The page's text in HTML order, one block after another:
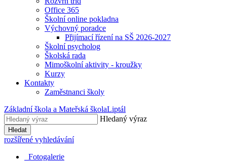
Office 365
Školní online pokladna
Výchovný poradce
Přijímací řízení na SŠ 2026-2027
Školní psycholog
Školská rada
Mimoškolní aktivity - kroužky
Kurzy
Kontakty
Zaměstnanci školy
Základní škola a Mateřská školaLiptál
Hledaný výraz
Hledat
rozšířené vyhledávání
Fotogalerie